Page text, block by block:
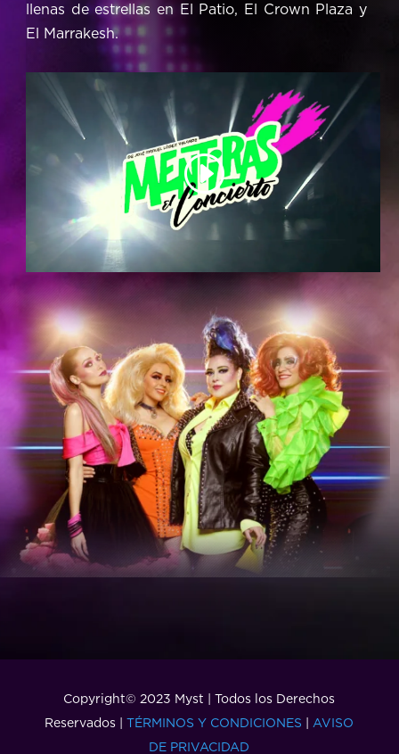
llenas de estrellas en El Patio, El Crown Plaza y
El Marrakesh.
Copyright© 2023 Myst | Todos los Derechos
Reservados |TÉRMINOS Y CONDICIONES
AVISO
DE PRIVACIDAD